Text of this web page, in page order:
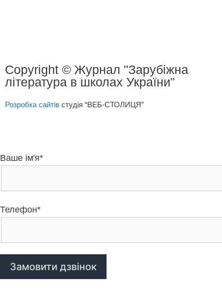
Copyright © Журнал "Зарубіжна
література в школах України"
Розробка сайтів студія “ВЕБ-СТОЛИЦЯ”
Ваше ім'я*
Телефон*